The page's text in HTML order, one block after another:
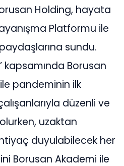
Holding, hayata
Platformu ile
sundu.
kapsamında Borusan
pandeminin ilk
düzenli ve
uzaktan
duyulabilecek her
Borusan Akademi ile